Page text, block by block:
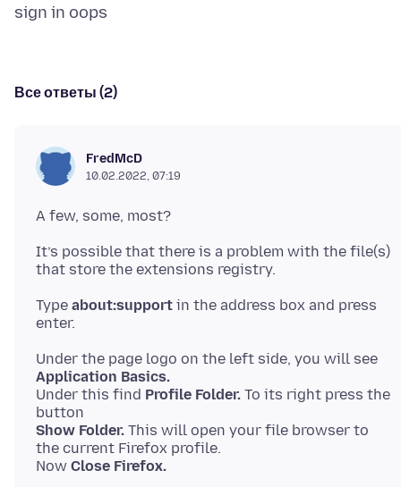
Все ответы (2)
FredMcD
10.02.2022, 07:19
It’s possible that there is a problem with the file(s)
Type about:support in the address box and press
Under the page logo on the left side, you will see
Application Basics.
Under this find Profile Folder. To its right press the
Show Folder. This will open your file browser to
the current Firefox profile.
Now Close Firefox.